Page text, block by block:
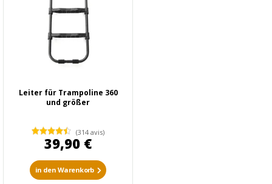
Leiter für Trampoline 360
und größer
(314 avis)
39,90 €
in den Warenkorb